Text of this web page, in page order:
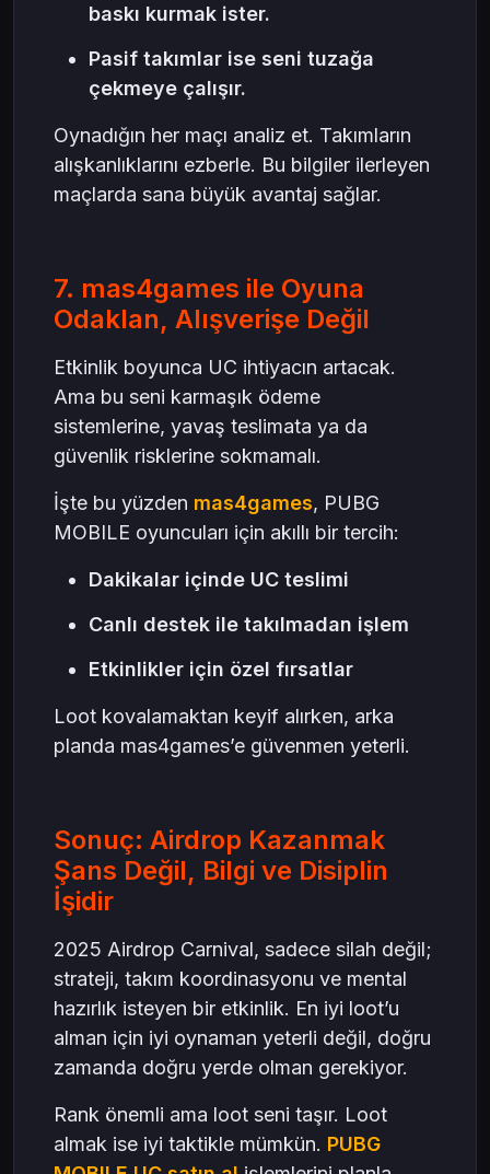
baskı kurmak ister.
Pasif takımlar ise seni tuzağa
çekmeye çalışır.
Oynadığın her maçı analiz et. Takımların
alışkanlıklarını ezberle. Bu bilgiler ilerleyen
maçlarda sana büyük avantaj sağlar.
7. mas4games ile Oyuna
Odaklan, Alışverişe Değil
Etkinlik boyunca UC ihtiyacın artacak.
Ama bu seni karmaşık ödeme
sistemlerine, yavaş teslimata ya da
güvenlik risklerine sokmamalı.
İşte bu yüzden mas4games, PUBG
MOBILE oyuncuları için akıllı bir tercih:
Dakikalar içinde UC teslimi
Canlı destek ile takılmadan işlem
Etkinlikler için özel fırsatlar
Loot kovalamaktan keyif alırken, arka
planda mas4games’e güvenmen yeterli.
Sonuç: Airdrop Kazanmak
Şans Değil, Bilgi ve Disiplin
İşidir
2025 Airdrop Carnival, sadece silah değil;
strateji, takım koordinasyonu ve mental
hazırlık isteyen bir etkinlik. En iyi loot’u
alman için iyi oynaman yeterli değil, doğru
zamanda doğru yerde olman gerekiyor.
Rank önemli ama loot seni taşır. Loot
almak ise iyi taktikle mümkün. PUBG